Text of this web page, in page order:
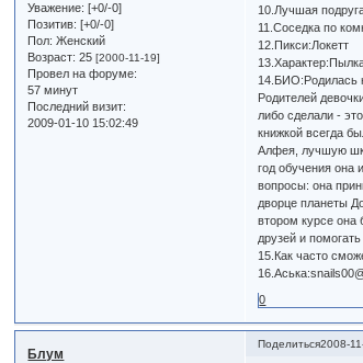
Уважение: [+0/-0]
Позитив: [+0/-0]
Пол: Женский
Возраст: 25[2000-11-19]
Провел на форуме:
57 минут
Последний визит:
2009-01-10 15:02:49
10.Лучшая
11.Соседка по
12.Пикси:Локетт
14.БИО:Родилась
Родителей
либо сделали -
книжкой всегда
Алфея, лучшую
год обучения она
вопросы: она
дворце планеты
втором курсе она
друзей и
15.Как часто
0
Поделиться2008-
Блум